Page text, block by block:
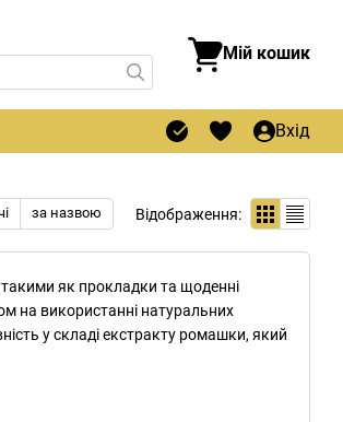
Мій кошик
Вхід
за назвою Відображення:
такими як прокладки та щоденні
на використанні натуральних
у складі екстракту ромашки, який